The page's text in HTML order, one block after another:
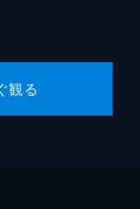
観る